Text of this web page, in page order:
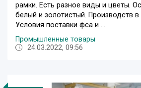
рамки. Есть разное виды и цветы.
белый и золотистый. Производств в
Условия поставки фса и ...
Промышленные товары
24.03.2022, 09:56